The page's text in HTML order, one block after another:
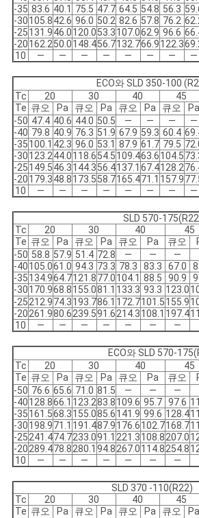
-35 83.6 40.1 75.5 47.7 64.5 54.8 56.3
-30105.842.6 96.0 50.2 82.6 57.8 76.2
-25131.946.0120.053.3107.062.9 96.6
-20162.250.0148.456.7132.766.9122.3
10
― ― ― ― ― ― ― ―
ECO와 SLD 350-100
Tc
20 30 40 45
Te 큐오 Pa 큐오 Pa 큐오 Pa 큐오 Pa
-50 47.4 40.6 44.0 50.5 ― ― ― ―
-40 79.8 40.9 76.3 51.9 67.9 59.3 60.4
-35100.1 42.3 96.0 53.1 87.9 61.7 79.5
-30123.244.0118.654.5109.463.6104.5
-25149.546.3144.356.4137.1 67.4128.2
-20179.348.8173.558.7165.471.1 157.9
10
― ― ― ― ― ― ― ―
SLD 570-
Tc
20 30 40 45
Te 큐오 Pa 큐오 Pa 큐오 Pa 큐오
-50 58.8 57.9 51.4 72.8 ― ― ―
-40105.061.0 94.3 73.3 78.3 83.3 67.0
-35134.964.7121.877.0104.1 88.5 90.9
-30170.968.8155.081.1 133.3 93.3 123.0
-25212.974.3193.786.1 172.7101.5155.9
-20261.980.6239.591.6214.3108.1 197.4
10
― ― ― ― ― ― ―
ECO와 SLD 570-
Tc
20 30 40 45
Te 큐오 Pa 큐오 Pa 큐오 Pa 큐오
-50 76.6 65.6 71.0 81.5 ― ― ―
-40128.866.1 123.283.8109.6 95.7 97.6
-35161.568.3155.085.6141.9 99.6 128.4
-30198.971.1 191.487.9176.6102.7168.7
-25241.474.7233.091.1 221.3108.8207.0
-20289.478.8280.1 94.8267.0114.8254.8
10
― ― ― ― ― ― ―
SLD 370 -110(R22)
Tc
20 30 40 45
Te 큐오 Pa 큐오 Pa 큐오 Pa 큐오 Pa